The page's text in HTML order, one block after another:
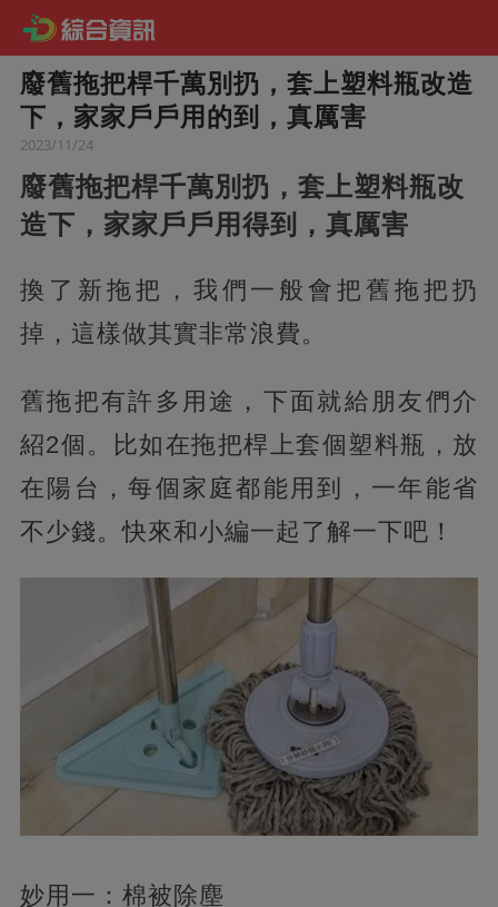
廢舊拖把桿千萬別扔，套上塑料瓶改造
下，家家戶戶用的到，真厲害
2023/11/24
廢舊拖把桿千萬別扔，套上塑料瓶改
造下，家家戶戶用得到，真厲害
換了新拖把，我們一般會把舊拖把扔
掉，這樣做其實非常浪費。
舊拖把有許多用途，下面就給朋友們介
紹2個。比如在拖把桿上套個塑料瓶，放
在陽台，每個家庭都能用到，一年能省
不少錢。快來和小編一起了解一下吧！
妙用一：棉被除塵